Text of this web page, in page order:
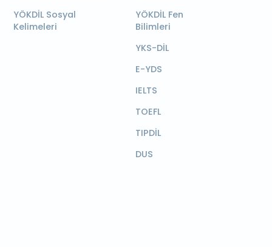
YÖKDİL Sosyal
Kelimeleri
YÖKDİL Fen
Bilimleri
YKS-DİL
E-YDS
IELTS
TOEFL
TIPDİL
DUS